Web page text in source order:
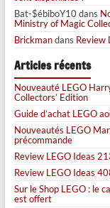
Bat-$ébiboY10dans
Ministry of Magic
Brickmandans Review
Articles récents
Nouveauté LEGO
Collectors’ Edition
Guide d’achat LEGO
Nouveautés LEGO
précommande
Review LEGO Ideas
Review LEGO Ideas
Sur le Shop LEGO : le
est offert